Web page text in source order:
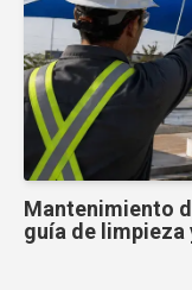
Mantenimiento
guía de limpieza